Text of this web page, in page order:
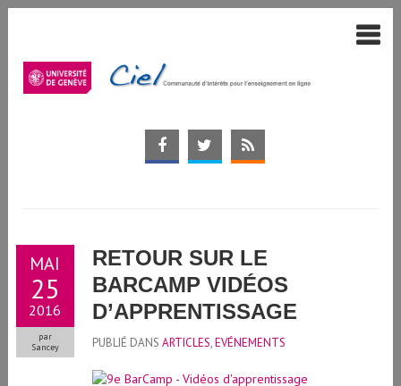
MAI
25
2016
par
Sancey
RETOUR SUR LE
BARCAMP VIDÉOS
D’APPRENTISSAGE
PUBLIÉ DANS ARTICLES,EVÉNEMENTS